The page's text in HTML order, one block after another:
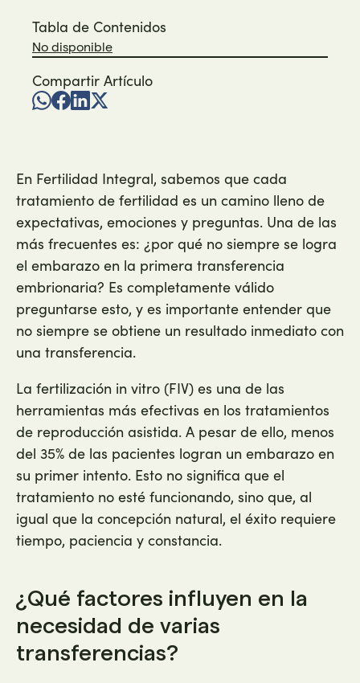
Tabla de Contenidos
No disponible
Compartir Artículo
En Fertilidad Integral, sabemos que cada
tratamiento de fertilidad es un camino lleno de
expectativas, emociones y preguntas. Una de las
más frecuentes es: ¿por qué no siempre se logra
el embarazo en la primera transferencia
embrionaria? Es completamente válido
preguntarse esto, y es importante entender que
no siempre se obtiene un resultado inmediato con
una transferencia.
La fertilización in vitro (FIV) es una de las
herramientas más efectivas en los tratamientos
de reproducción asistida. A pesar de ello, menos
del 35% de las pacientes logran un embarazo en
su primer intento. Esto no significa que el
tratamiento no esté funcionando, sino que, al
igual que la concepción natural, el éxito requiere
tiempo, paciencia y constancia.
¿Qué factores influyen en la
necesidad de varias
transferencias?